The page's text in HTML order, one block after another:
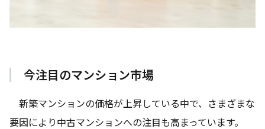
今注目のマンション市場
新築マンションの価格が上昇している中で、さまざまな
要因により中古マンションへの注目も高まっています。